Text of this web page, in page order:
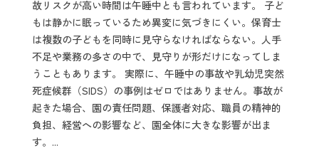
故リスクが高い時間は午睡中とも言われています。 子ど
もは静かに眠っているため異変に気づきにくい。保育士
は複数の子どもを同時に見守らなければならない。人手
不足や業務の多さの中で、見守りが形だけになってしま
うこともあります。 実際に、午睡中の事故や乳幼児突然
死症候群（SIDS）の事例はゼロではありません。事故が
起きた場合、園の責任問題、保護者対応、職員の精神的
負担、経営への影響など、園全体に大きな影響が出ま
す。...